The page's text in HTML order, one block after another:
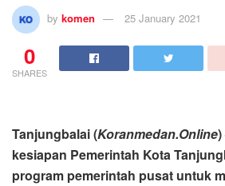
by komen 25 January 2021
0
SHARES
Tanjungbalai (Koranmedan.Online
kesiapan Pemerintah Kota
program pemerintah pusat untuk